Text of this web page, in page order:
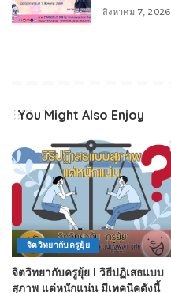
สิงหาคม 7, 2026
You Might Also Enjoy
จิตวิทยากับครูยุ้ย
จิตวิทยากับครูยุ้ย l วิธีปฏิเสธแบบ
สุภาพ แต่หนักแน่น มีเทคนิคดังนี้